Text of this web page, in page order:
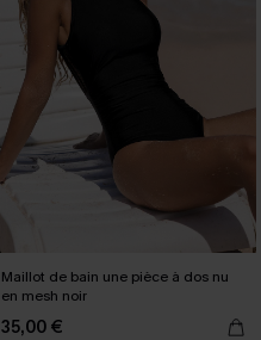
Maillot de bain une pièce à dos nu
en mesh noir
35,00 €